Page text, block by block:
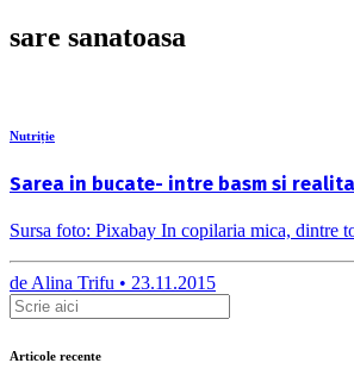
sare sanatoasa
Nutriție
Sarea in bucate- intre basm si
Sursa foto: Pixabay In copilaria mica, dintre
de Alina Trifu • 23.11.2015
Articole recente